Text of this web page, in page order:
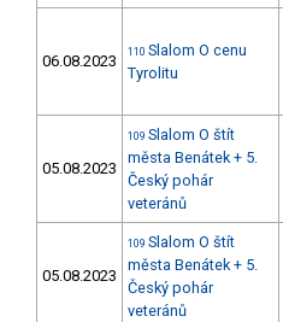
06.08.2023 110 Slalom O cenu
Tyrolitu
05.08.2023
109 Slalom O štít
města Benátek + 5.
Český pohár
veteránů
05.08.2023
109 Slalom O štít
města Benátek + 5.
Český pohár
veteránů